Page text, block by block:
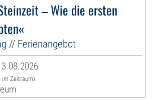
– Wie die ersten
// Ferienangebot
im Zeitraum)